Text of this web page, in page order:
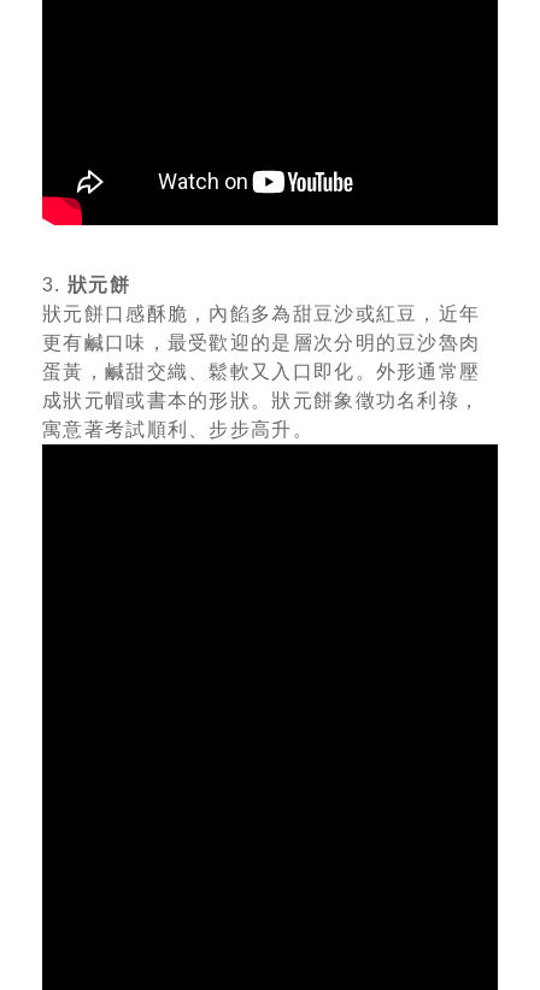
3. 狀元餅
狀元餅口感酥脆，內餡多為甜豆沙或紅豆，近年
更有鹹口味，最受歡迎的是層次分明的豆沙魯肉
蛋黃，鹹甜交織、鬆軟又入口即化。外形通常壓
成狀元帽或書本的形狀。狀元餅象徵功名利祿，
寓意著考試順利、步步高升。